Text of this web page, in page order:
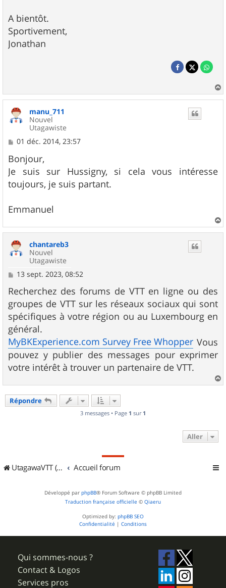
A bientôt.
Sportivement,
Jonathan
a
manu_711
Nouvel
Utagawiste
M
s
s
a
g
e
01 déc. 2014, 23:57
Bonjour,
Je suis sur Hussigny, si cela vous intéresse
toujours, je suis partant.
Emmanuel
a
chantareb3
Nouvel
Utagawiste
M
s
s
a
g
e
13 sept. 2023, 08:52
Recherchez des forums de VTT en ligne ou des
groupes de VTT sur les réseaux sociaux qui sont
spécifiques à votre région ou au Luxembourg en
général.
MyBKExperience.com Survey Free Whopper Vous
pouvez y publier des messages pour exprimer
votre intérêt à trouver un partenaire de VTT.
a
Répondre
3 messages • Page 1 sur 1
Aller
UtagawaVTT (Randos VTT et VTTAE avec traces GPS) Accueil forum
Développé par phpBB® Forum Software © phpBB Limited
Traduction française officielle © Qiaeru
Optimized by: phpBB SEO
Confidentialité | Conditions
Qui sommes-nous ?
Contact & Logos
Services pros